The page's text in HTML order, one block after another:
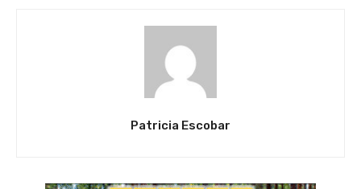
Patricia Escobar